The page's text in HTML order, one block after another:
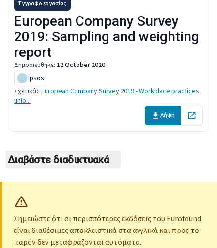
Έγγραφο εργασίας
European Company Survey
2019: Sampling and weighting
report
Δημοσιεύθηκε: 12 October 2020
Ipsos
Σχετικά:: European Company Survey 2019 - Workplace practices
unlo...
Λήψη
Open in
Διαβάστε διαδικτυακά
Σημειώστε ότι οι περισσότερες εκδόσεις του Eurofound
είναι διαθέσιμες αποκλειστικά στα αγγλικά και προς το
παρόν δεν μεταφράζονται αυτόματα.